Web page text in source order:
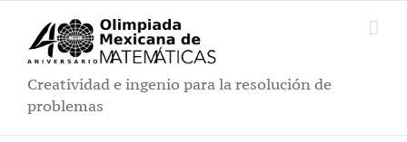
contenido
Creatividad e ingenio para la resolución de
problemas